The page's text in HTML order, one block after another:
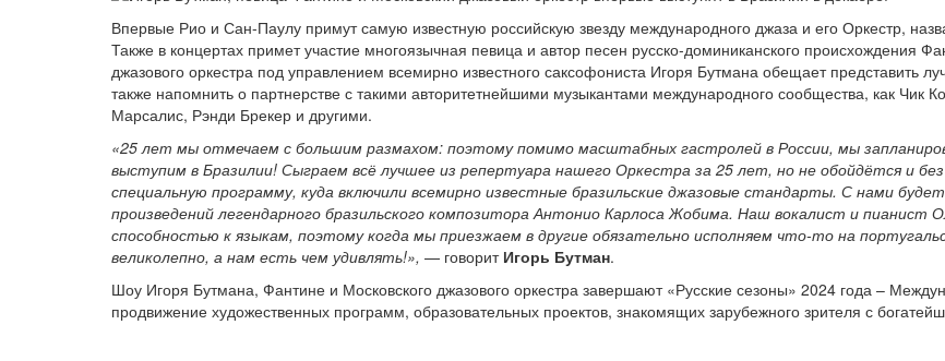
Впервые Рио и Сан-Паулу примут самую известную российскую звезду международного джаза и его Оркестр,
Также в концертах примет участие многоязычная певица и автор песен русско-доминиканского происхождения
джазового оркестра под управлением всемирно известного саксофониста Игоря Бутмана обещает представить
также напомнить о партнерстве с такими авторитетнейшими музыкантами международного сообщества, как Чик
Марсалис, Рэнди Брекер и другими.
«25 лет мы отмечаем с большим размахом: поэтому помимо масштабных гастролей в России, мы
выступим в Бразилии! Сыграем всё лучшее из репертуара нашего Оркестра за 25 лет, но не обойдётся и
специальную программу, куда включили всемирно известные бразильские джазовые стандарты. С нами
произведений легендарного бразильского композитора Антонио Карлоса Жобима. Наш вокалист и пианист
способностью к языкам, поэтому когда мы приезжаем в другие обязательно исполняем что-то на
великолепно, а нам есть чем удивлять!», — говорит Игорь Бутман.
Шоу Игоря Бутмана, Фантине и Московского джазового оркестра завершают «Русские сезоны» 2024 года –
продвижение художественных программ, образовательных проектов, знакомящих зарубежного зрителя с